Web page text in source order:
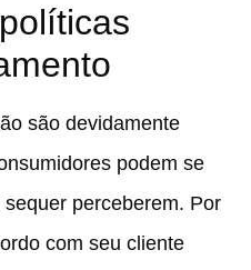
são devidamente
podem se
perceberem. Por
com seu cliente